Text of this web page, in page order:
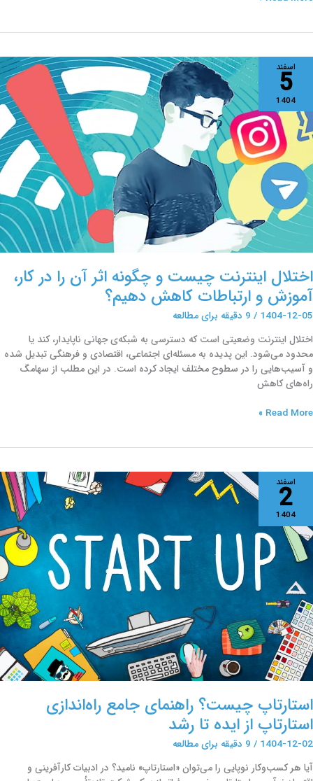
اسفند
5
1404
اختلال اینترنت چیست و چگونه اثر آن را در کار،
آموزش و ارتباطات کاهش دهیم؟
1404-12-05
/ 9 دقیقه برای مطالعه
‌اختلال اینترنت وضعیتی است که دسترسی به شبکه‌ی جهانی ناپایدار، کند یا
محدود ‌می‌شود. این پدیده به مسئله‌ای اجتماعی، اقتصادی و فرهنگی تبدیل شده
و آسیب‌هایی را در سطوح مختلف ایجاد کرده است. در این مطلب از سهامگ
راه‌های کاهش
اختلال
اینترنت
چیست
و
چگونه
اثر
را
در
کار،
آموزش
کاهش
دهیم؟
Read More »
اسفند
2
1404
استارتاپ چیست؟ راهنمای جامع راه‌اندازی
استارتاپ از ایده تا رشد
1404-12-02
/ 9 دقیقه برای مطالعه
آیا هر کسب‌وکار نوپایی را می‌توان «استارتاپ» نامید؟ در ادبیات کارآفرینی و
استارتاپ
چیست؟
راهنمای
راه‌اندازی
استارتاپ
ایده
رشد